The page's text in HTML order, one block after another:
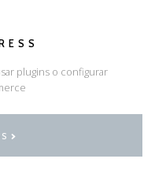
plugins o configurar